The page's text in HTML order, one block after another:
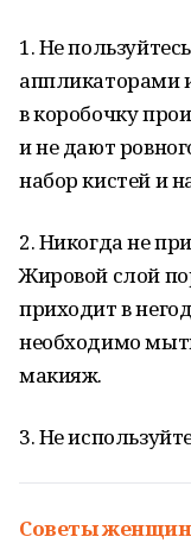
1. Не
аппликаторами
в коробочку
и не дают
набор кистей и
2. Никогда не
Жировой слой
приходит в
необходимо
макияж.
3. Не
Советы